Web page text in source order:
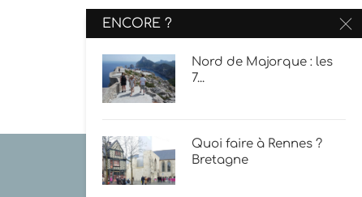
ENCORE ?
Nord de Majorque : les
7...
Quoi faire à Rennes ?
Bretagne